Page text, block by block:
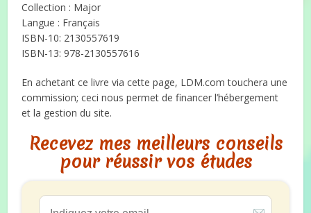
Collection : Major
Langue : Français
ISBN-10: 2130557619
ISBN-13: 978-2130557616
En achetant ce livre via cette page, LDM.com touchera une
commission; ceci nous permet de financer l’hébergement
et la gestion du site.
Recevez mes meilleurs conseils
pour réussir vos études